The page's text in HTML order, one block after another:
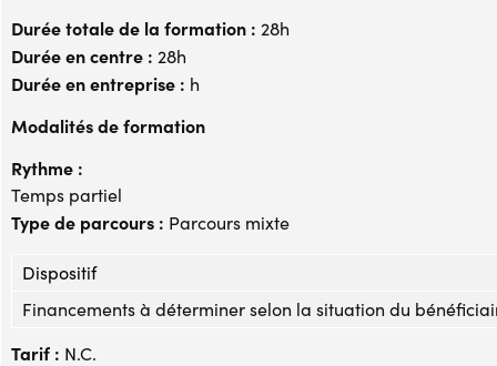
Durée totale de la formation : 28h
Durée en centre : 28h
Durée en entreprise : h
Modalités de formation
Rythme :
Temps partiel
Type de parcours : Parcours mixte
Dispositif
Financements à déterminer selon la situation du
Tarif : N.C.